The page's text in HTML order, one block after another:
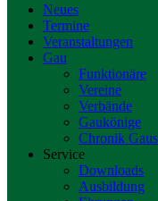
Neues
Termine
Veranstaltungen
Gau
Funktionäre
Vereine
Verbände
Gaukönige
Chronik
Service
Downloads
Ausbildung